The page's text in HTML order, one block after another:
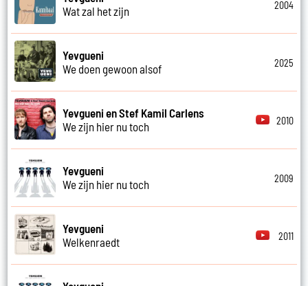
Wat zal het zijn
2004
Yevgueni
We doen gewoon alsof
2025
Yevgueni en Stef Kamil Carlens
We zijn hier nu toch
2010
Yevgueni
We zijn hier nu toch
2009
Yevgueni
Welkenraedt
2011